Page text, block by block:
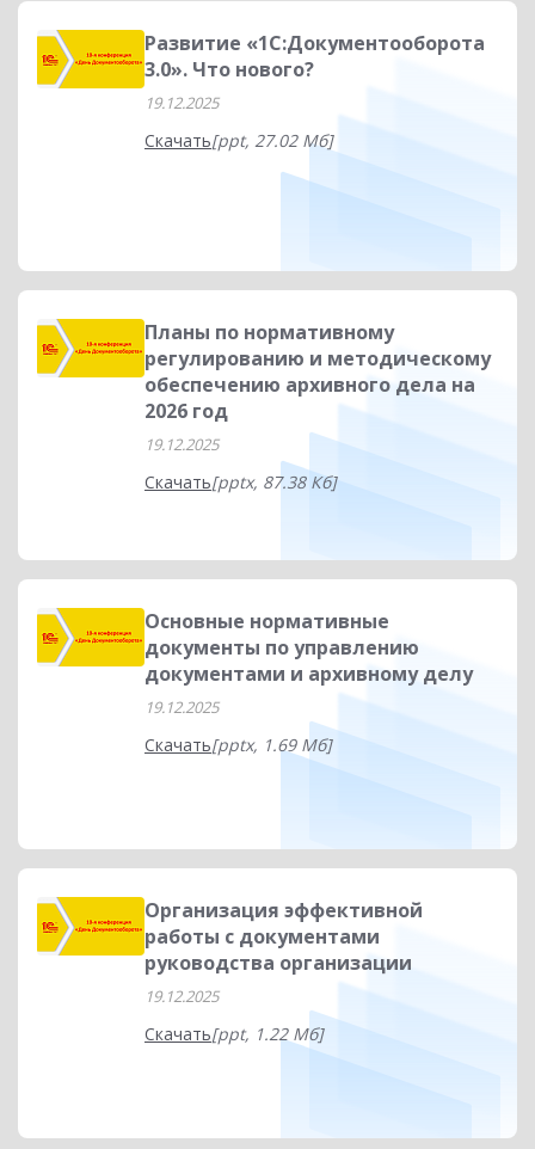
Развитие «1С:Документооборота
3.0». Что нового?
19.12.2025
Скачать[ppt, 27.02 Мб]
Планы по нормативному
регулированию и методическому
обеспечению архивного дела на
2026 год
19.12.2025
Скачать[pptx, 87.38 Кб]
Основные нормативные
документы по управлению
документами и архивному делу
19.12.2025
Скачать[pptx, 1.69 Мб]
Организация эффективной
работы с документами
руководства организации
19.12.2025
Скачать[ppt, 1.22 Мб]